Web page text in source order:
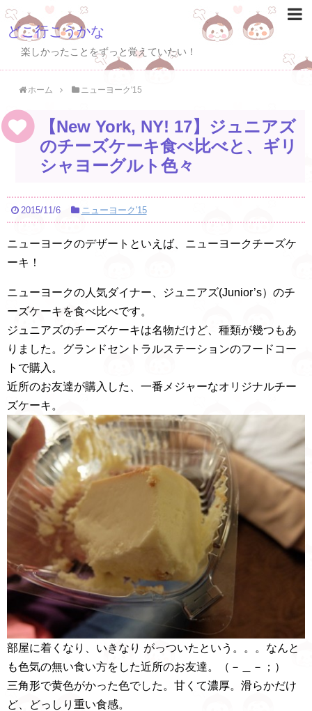
どこ行こうかな
楽しかったことをずっと覚えていたい！
ホーム ニューヨーク'15
【New York, NY! 17】ジュニアズ
のチーズケーキ食べ比べと、ギリ
シャヨーグルト色々
2015/11/6 ニューヨーク'15
ニューヨークのデザートといえば、ニューヨークチーズケ
ーキ！
ニューヨークの人気ダイナー、ジュニアズ(Junior’s）のチ
ーズケーキを食べ比べです。
ジュニアズのチーズケーキは名物だけど、種類が幾つもあ
りました。グランドセントラルステーションのフードコー
トで購入。
近所のお友達が購入した、一番メジャーなオリジナルチー
ズケーキ。
部屋に着くなり、いきなり がっついたという。。。なんと
も色気の無い食い方をした近所のお友達。（－＿－；）
三角形で黄色がかった色でした。甘くて濃厚。滑らかだけ
ど、どっしり重い食感。